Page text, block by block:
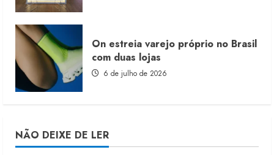
On estreia varejo próprio no Brasil
com duas lojas
6 de julho de 2026
NÃO DEIXE DE LER